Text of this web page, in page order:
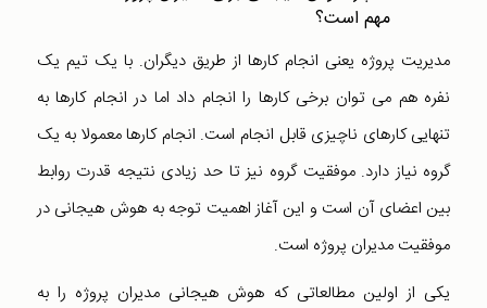
مدیریت پروژه یعنی انجام کارها از طریق دیگران. با یک تیم یک
نفره هم می توان برخی کارها را انجام داد اما در انجام کارها به
تنهایی کارهای ناچیزی قابل انجام است. انجام کارها معمولا به یک
گروه نیاز دارد. موفقیت گروه نیز تا حد زیادی نتیجه قدرت روابط
بین اعضای آن است و این آغاز اهمیت توجه به هوش هیجانی در
موفقیت مدیران پروژه است.
یکی از اولین مطالعاتی که هوش هیجانی مدیران پروژه را به